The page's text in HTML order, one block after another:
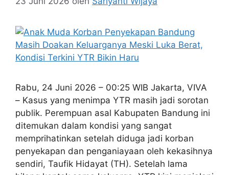
Rabu, 24 Juni 2026 – 00:25 WIB Jakarta, VIVA
– Kasus yang menimpa YTR masih jadi sorotan
publik. Perempuan asal Kabupaten Bandung ini
ditemukan dalam kondisi yang sangat
memprihatinkan setelah diduga jadi korban
penyekapan dan penganiayaan oleh kekasihnya
sendiri, Taufik Hidayat (TH). Setelah lama